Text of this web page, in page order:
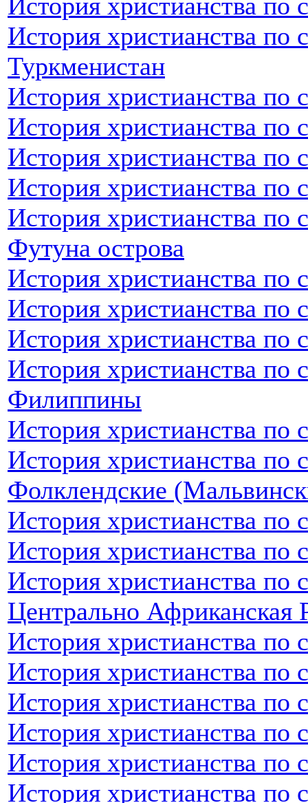
История христианства по
Туркменистан
История христианства по
История христианства по
История христианства по
История христианства по
История христианства по
Футуна острова
История христианства по
История христианства по
История христианства
История христианства по
Филиппины
История христианства
История христианства по
Фолклендские
История христианства
История христианства по
История христианства по
Центрально Африканская
История христианства по
История христианства по
История христианства
История христианства по
История христианства
История христианства